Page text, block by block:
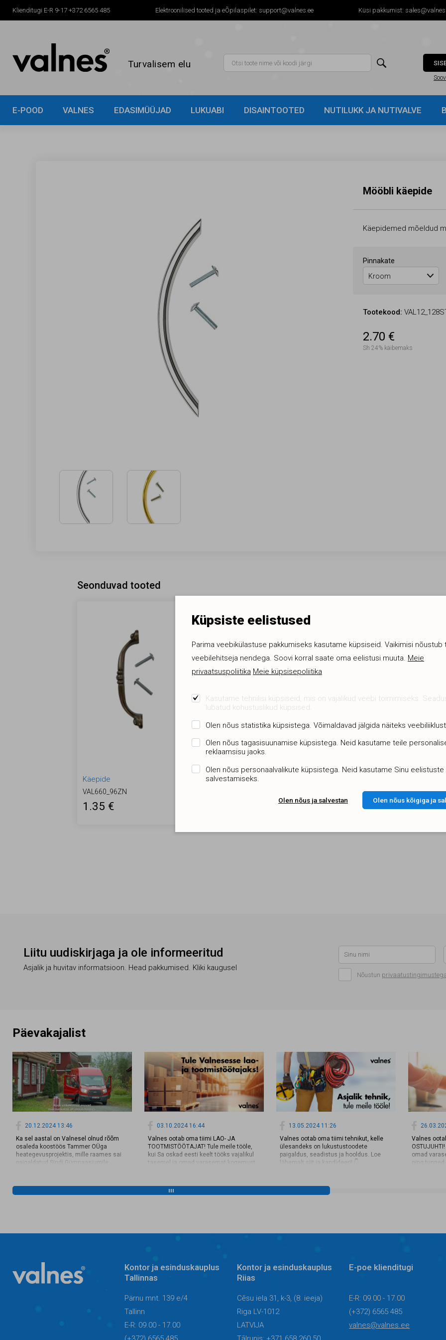
Turvalisem elu 
E-POOD VALNES EDASIMÜÜJAD LUKUABI DISAINTOOTED NUTILUKK JA NUTIVALVE
Klienditugi E-R 9-17 +372 6565 485 Elektroonilised tooted ja eÕpilaspilet: support@valnes.ee Küsi pakkumist:
Mööbli käepide
Käepidemed mõeldud
Pinnakate
Tootekood:
2.70 €
Sh 24% käibemaks
Seonduvad tooted
Käepide
VAL660_96ZN
1.35 €
Liitu uudiskirjaga ja ole informeeritud
Asjalik ja huvitav informatsioon. Head pakkumised. Kliki kaugusel
Nõustun
Päevakajalist
20.12.2024 13:46
Ka sel aastal on Valnesel olnud rõõm
osaleda koostöös Tammer OÜga
heategevusprojektis, mille raames sai
paigaldatud Sindi Gümnaasiumile
ukselinkide ja sulguritega. Vaata
lähemalt uste uuenduslugu siit 👇
ustega maailma ohutumaks paigaks.
03.10.2024 16:44
Valnes ootab oma tiimi LAO- JA
TOOTMISTÖÖTAJAT! Tule meile tööle,
kui Sa oskad eesti keelt tööks vajalikul
tasemel ja omad varasemat kogemust
Mitmekesist tööd ✔️
Konkurentsivõimelist töötasu: alates
https://cv.ee/et/vacancy/1268845/valnes-
13.05.2024 11:26
Valnes ootab oma tiimi tehnikut, kelle
ülesandeks on lukustustoodete
paigaldus, seadistus ja hooldus. Loe
lähemalt siit ja kandideeri! 👇
Valnes
omad
ning
Kontor ja esinduskauplus
Tallinnas
Pärnu mnt. 139 e/4
Tallinn
E-R: 09.00 - 17.00
Kontor ja esinduskauplus
Riias
Cēsu iela 31, k-3, (8. ieeja)
Riga LV-1012
LATVIJA
E-poe klienditugi
E-R: 09.00 - 17.00
(+372) 6565 485
valnes@valnes.ee
Küpsiste eelistused
Parima veebikülastuse pakkumiseks kasutame küpsiseid. Vaikimisi nõustub
veebilehitseja nendega. Soovi korral saate oma eelistusi muuta. Meie
privaatsuspoliitika Meie küpsisepoliitika
Kasutame tehnilisi küpsiseid, mis on vajalikud veebi toimimiseks.
lubatud kohustuslikud küpsised.
Olen nõus statistika küpsistega. Võimaldavad jälgida näiteks
Olen nõus tagasisuunamise küpsistega. Neid kasutame teile
reklaamsisu jaoks.
Olen nõus personaalvalikute küpsistega. Neid kasutame Sinu eelistuste
salvestamiseks.
Olen nõus ja salvestan Olen nõus kõigiga ja